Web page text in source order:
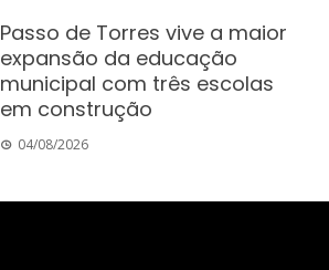
Passo de Torres vive a maior
expansão da educação
municipal com três escolas
em construção
04/08/2026